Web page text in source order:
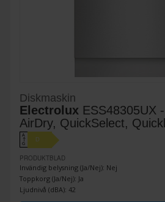
Diskmaskin
Electrolux ESS48305UX
AirDry, QuickSelect,
A
↑
G
D
PRODUKTBLAD
Invändig belysning (Ja/Nej): Nej
Toppkorg (Ja/Nej): Ja
Ljudnivå (dBA): 42